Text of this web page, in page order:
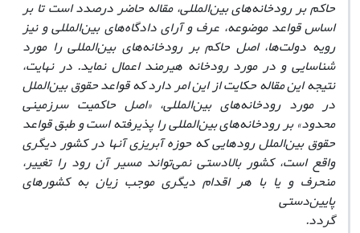
حاکم بر رودخانه‌های بین‌المللی، مقاله حاضر درصدد است تا بر
اساس قواعد موضوعه، عرف و آرای دادگاه‌های بین‌المللی و نیز
رویه دولت‌ها، اصل حاکم بر رودخانه‌های بین‌المللی را مورد
شناسایی و در مورد رودخانه هیرمند اعمال نماید. در نهایت،
نتیجه این مقاله حکایت از این امر دارد که قواعد حقوق‌ بین‌الملل
در مورد رودخانه‌های بین‌المللی، «اصل حاکمیت سرزمینی
محدود» بر رودخانه‌های بین‌المللی را پذیرفته است و طبق قواعد
حقوق بین‌الملل رودهایی که حوزه آبریزی آنها در کشور دیگری
واقع است، کشور بالادستی نمی‌تواند مسیر آن رود را تغییر،
منحرف و یا با هر اقدام دیگری موجب زیان به کشورهای
پایین‌دستی
گردد.